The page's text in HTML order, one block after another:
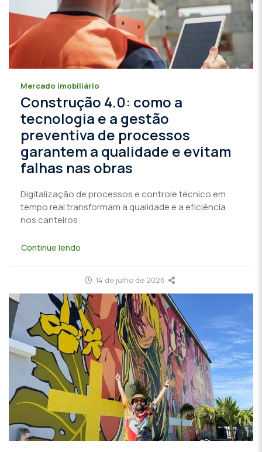
Mercado imobiliário
Construção 4.0: como a
tecnologia e a gestão
preventiva de processos
garantem a qualidade e evitam
falhas nas obras
Digitalização de processos e controle técnico em
tempo real transformam a qualidade e a eficiência
nos canteiros
Continue lendo
14 de julho de 2026